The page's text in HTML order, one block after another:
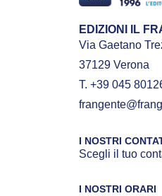
EDIZIONI IL
Via Gaetano
37129 Verona
T. +39 045
I NOSTRI
Scegli il tuo
I NOSTRI ORARI